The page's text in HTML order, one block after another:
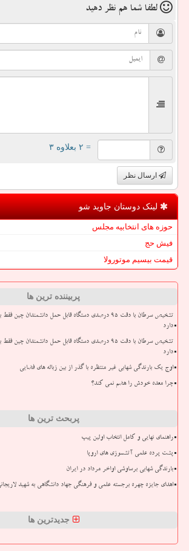
لطفا شما هم نظر دهید
= ۲ بعلاوه ۳
ارسال نظر
لینک دوستان جاوید شو
حوزه های انتخابیه مجلس
فیش حج
قیمت بیسیم موتورولا
پربیننده ترین ها
تشخیص سرطان با دقت ۹۵ درصدی دستگاه قابل حمل دانشمندان
دارد
تشخیص سرطان با دقت ۹۵ درصدی دستگاه قابل حمل دانشمندان
دارد
اوج یک بارندگی شهابی غیر منتظره با گذر از بین زباله های فضایی
چرا معده خودش را هضم نمی کند؟
پربحث ترین ها
راهنمای نهایی و کامل انتخاب اولین پیپ
پشت پرده علمی آتشسوزی های اروپا
بارندگی شهابی برساوشی اواخر مرداد در ایران
اهدای جایزه چهره برجسته علمی و فرهنگی جهاد دانشگاهی به شهید
جدیدترین ها